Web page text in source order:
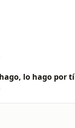
lo hago por tí